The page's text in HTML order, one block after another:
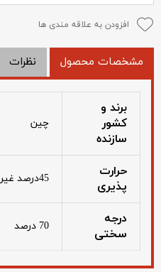
افزودن به علاقه مندی ها
مشخصات محصول نظرات
برند و
کشور
سازنده
چین
حرارت
پذیری
45درصد غیر مستقیم
درجه
سختی
70 درصد